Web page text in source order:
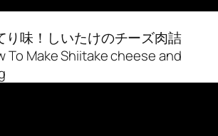
り味！しいたけのチーズ肉詰
Make Shiitake cheese and